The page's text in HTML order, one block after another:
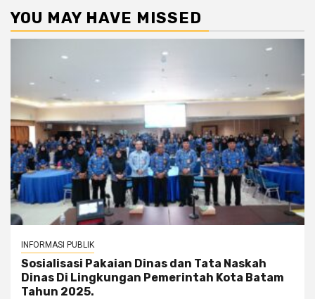
YOU MAY HAVE MISSED
INFORMASI PUBLIK
Sosialisasi Pakaian Dinas dan Tata Naskah
Dinas Di Lingkungan Pemerintah Kota Batam
Tahun 2025.